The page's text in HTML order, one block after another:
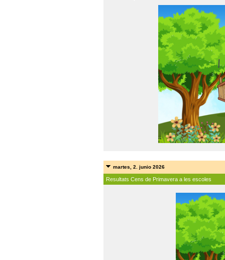
martes, 2. junio 2026
Resultats Cens de Primavera a les escoles